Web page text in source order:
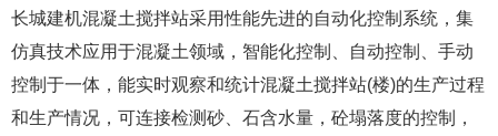
长城建机混凝土搅拌站采用性能先进的自动化控制系统，集
仿真技术应用于混凝土领域，智能化控制、自动控制、手动
控制于一体，能实时观察和统计混凝土搅拌站(楼)的生产过程
和生产情况，可连接检测砂、石含水量，砼塌落度的控制，